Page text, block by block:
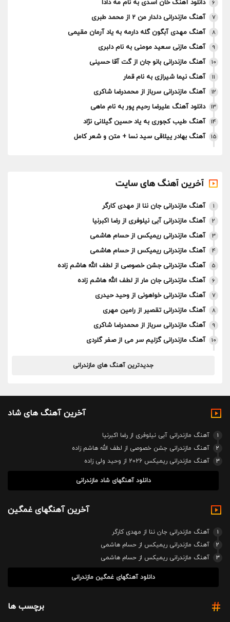
6 دانلود آهنگ خان اسدی به نام مه دادا
7 آهنگ مازندرانی دلدار من 2 از محمد طبری
8 آهنگ مهدی آبگون گله دارمه به یاد آرمان مقیمی
9 آهنگ مازنی سعید مومنی به نام دلبری
10 آهنگ مازندرانی بانو جان از گت آقا حسینی
11 آهنگ نیما شیرازی به نام قمار
12 آهنگ مازندرانی سرباز از محمدرضا شاکری
13 دانلود آهنگ علیرضا رحیم پور به نام ماهی
14 آهنگ طیب کجوری به یاد حسین گیلانی نژاد
15 آهنگ بهادر ییلاقی سید نسا + متن و شعر کامل
آخرین آهنگ های سایت
1 آهنگ مازندرانی جان ننا از مهدی کارگر
2 آهنگ مازندرانی آبی نیلوفری از رضا اکبرنیا
3 آهنگ مازندرانی ریمیکس از حسام هاشمی
4 آهنگ مازندرانی ریمیکس از حسام هاشمی
5 آهنگ مازندرانی جشن خصوصی از لطف الله هاشم زاده
6 آهنگ مازندرانی جان مار از لطف الله هاشم زاده
7 آهنگ مازندرانی خواهونی از وحید حیدری
8 آهنگ مازندرانی تقصیر از رامین مهری
9 آهنگ مازندرانی سرباز از محمدرضا شاکری
10 آهنگ مازندرانی گزلیم سر می از صفر گلردی
جدیدترین آهنگ های مازندرانی
آخرین آهنگ های شاد
1
آهنگ مازندرانی آبی نیلوفری از رضا اکبرنیا
2
آهنگ مازندرانی جشن خصوصی از لطف الله هاشم زاده
3
آهنگ مازندرانی ریمیکس 2026 از وحید ولی زاده
دانلود آهنگهای شاد مازندرانی
آخرین آهنگهای غمگین
1
آهنگ مازندرانی جان ننا از مهدی کارگر
2
آهنگ مازندرانی ریمیکس از حسام هاشمی
3
آهنگ مازندرانی ریمیکس از حسام هاشمی
دانلود آهنگهای غمگین مازندرانی
برچسب ها